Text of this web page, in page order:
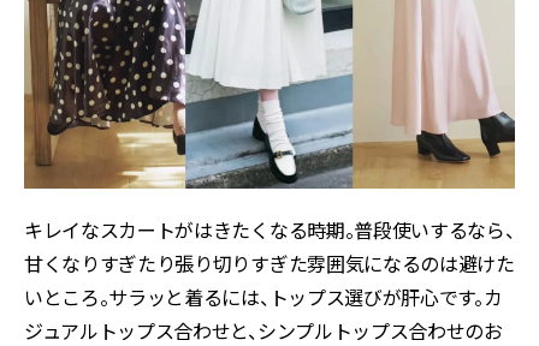
キレイなスカートがはきたくなる時期。普段使いするなら、
甘くなりすぎたり張り切りすぎた雰囲気になるのは避けた
いところ。サラッと着るには、トップス選びが肝心です。カ
ジュアルトップス合わせと、シンプルトップス合わせのお